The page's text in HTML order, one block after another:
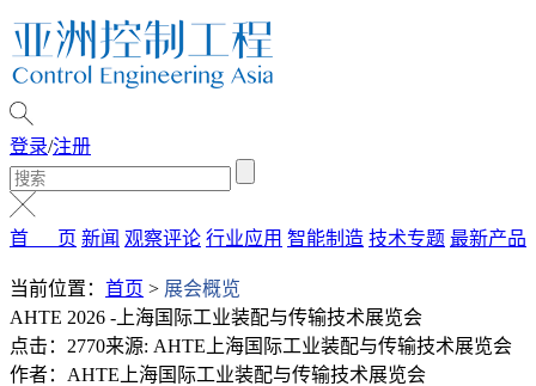
登录/注册
首 页 新闻 观察评论 行业应用 智能制造 技术专题 最新产品
当前位置： 首页 > 展会概览
AHTE 2026 -上海国际工业装配与传输技术展览会
点击：2770来源: AHTE上海国际工业装配与传输技术展览会
作者：AHTE上海国际工业装配与传输技术展览会